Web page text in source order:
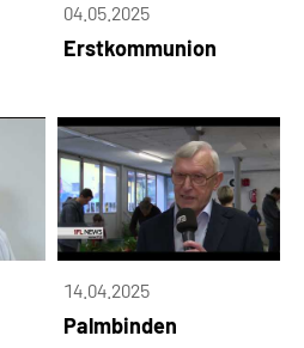
04.05.2025
Erstkommunion
14.04.2025
Palmbinden